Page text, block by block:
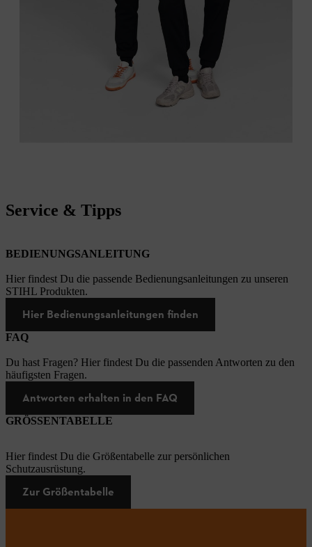
Service & Tipps
BEDIENUNGSANLEITUNG
Hier findest Du die passende Bedienungsanleitungen zu unseren
STIHL Produkten.
Hier Bedienungsanleitungen finden
FAQ
Du hast Fragen? Hier findest Du die passenden Antworten zu den
häufigsten Fragen.
Antworten erhalten in den FAQ
GRÖSSENTABELLE
Hier findest Du die Größentabelle zur persönlichen
Schutzausrüstung.
Zur Größentabelle